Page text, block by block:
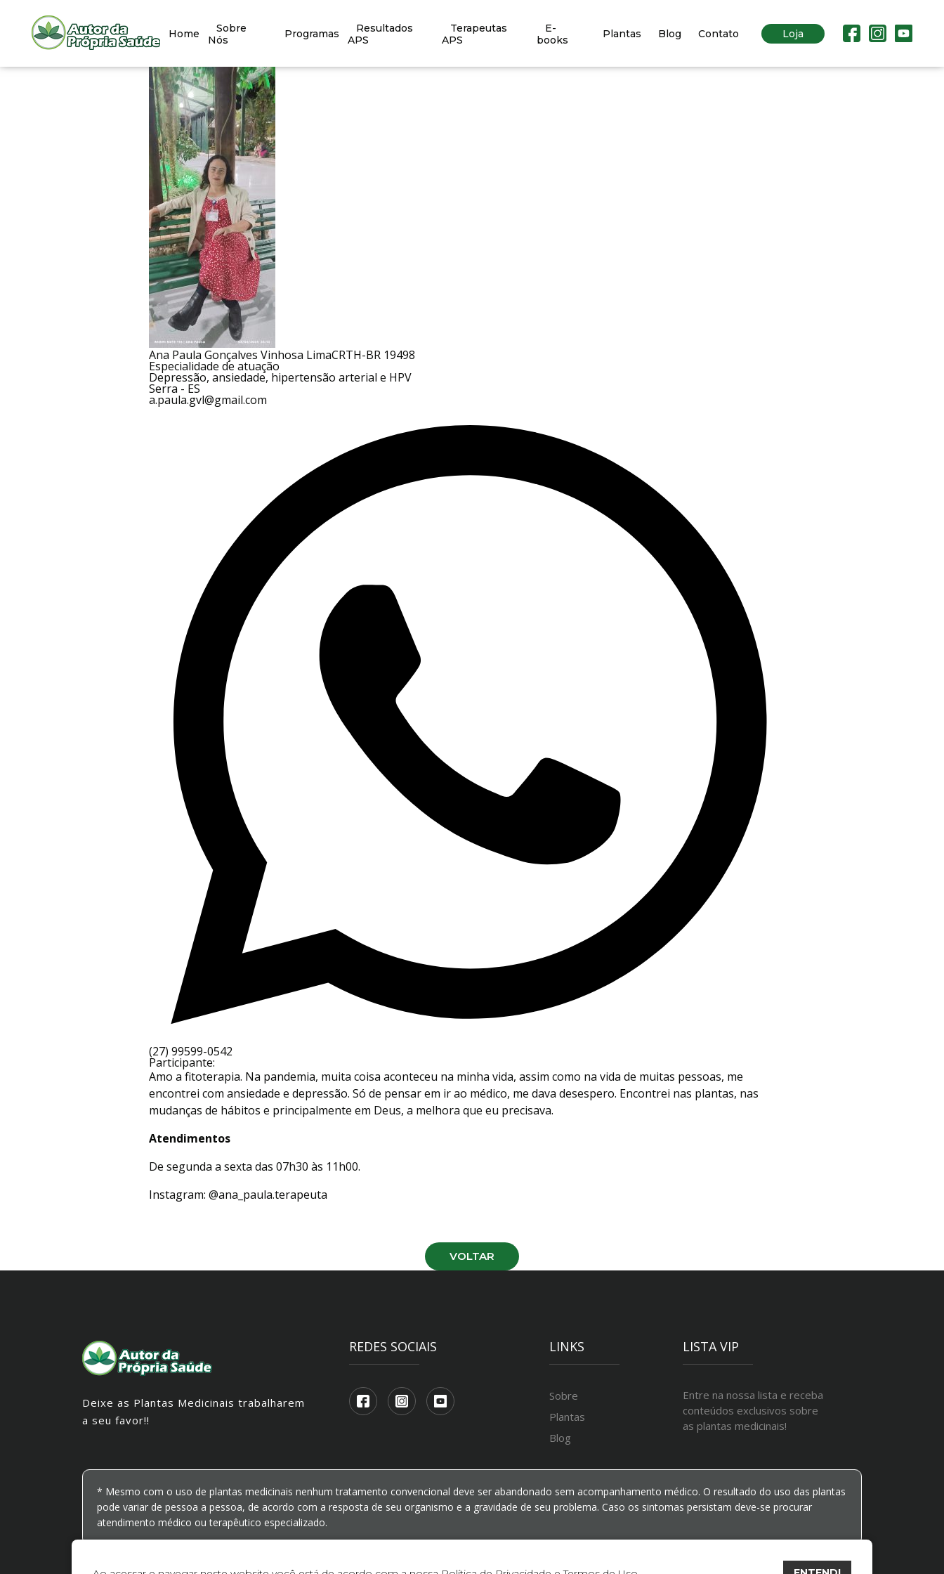
Home
Sobre
Nós
Programas
Resultados
APS
Terapeutas
APS
E-
books
Plantas Blog Contato Loja
Ana Paula Gonçalves Vinhosa LimaCRTH-BR 19498
Especialidade de atuação
Depressão, ansiedade, hipertensão arterial e HPV
Serra - ES
a.paula.gvl@gmail.com
(27) 99599-0542
Participante:
Amo a fitoterapia. Na pandemia, muita coisa aconteceu na minha vida, assim como na vida de muitas pessoas, me
encontrei com ansiedade e depressão. Só de pensar em ir ao médico, me dava desespero. Encontrei nas plantas, nas
mudanças de hábitos e principalmente em Deus, a melhora que eu precisava.
Atendimentos
De segunda a sexta das 07h30 às 11h00.
Instagram: @ana_paula.terapeuta
VOLTAR
Deixe as Plantas Medicinais trabalharem
a seu favor!!
REDES SOCIAIS LINKS
Sobre
Plantas
Blog
LISTA VIP
Entre na nossa lista e receba
conteúdos exclusivos sobre
as plantas medicinais!
* Mesmo com o uso de plantas medicinais nenhum tratamento convencional deve ser abandonado sem acompanhamento médico. O resultado do uso das plantas
pode variar de pessoa a pessoa, de acordo com a resposta de seu organismo e a gravidade de seu problema. Caso os sintomas persistam deve-se procurar
atendimento médico ou terapêutico especializado.